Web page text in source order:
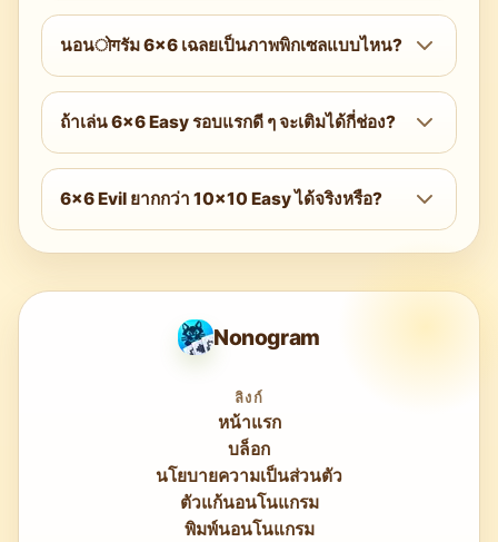
ถ้าอยู่ในระดับความยากเดียวกัน 6×6 จะยากกว่า
นิดหน่อยถึงปานกลาง ช่องแถวและคอลัมน์ที่เพิ่ม
ขึ้นทำให้การพึ่งพากันระหว่างเส้นมากขึ้น และ
ทับใหม่ ๆ ให้คิด Easy 6×6 ยังเหมาะกับมือใหม่ที่
เคยลองเล่น 5×5 มาบ้างแล้ว
นอนोगรัม 6×6 เฉลยเป็นภาพพิกเซลแบบไหน?
ด้วยความละเอียด 36 ช่อง ภาพจะมีรายละเอียด
มากกว่า 5×5 — เช่น ไอคอนที่จำได้ง่าย สัตว์แบบ
เรียบง่าย วัตถุพื้นฐาน และตัวละครสไตล์ต่าง ๆ
ทำให้ตอนเฉลยรู้สึกพอใจได้ทันที
ถ้าเล่น 6×6 Easy รอบแรกดี ๆ จะเติมได้กี่ช่อง?
ในระดับ Easy ถ้าไล่ครบทั้งสิบสองเส้นอย่างเป็น
ระบบ โดยทั่วไปจะเฉลยได้ประมาณ 20 ถึง 28
ช่องจากทั้งหมด 36 ช่อง ช่องที่เหลือมักจะลงตัว
ในรอบที่สองของการเทียบข้าม ปริศนา 6×6 แบบ
Easy แทบไม่ต้องใช้เกินสองรอบเต็มจึงจะจบ
6×6 Evil ยากกว่า 10×10 Easy ได้จริงหรือ?
มากแก้ได้ด้วยการวิเคราะห์การซ้อนทับพื้นฐาน
Nonogram
ลิงก์
หน้าแรก
บล็อก
นโยบายความเป็นส่วนตัว
ตัวแก้นอนโนแกรม
พิมพ์นอนโนแกรม